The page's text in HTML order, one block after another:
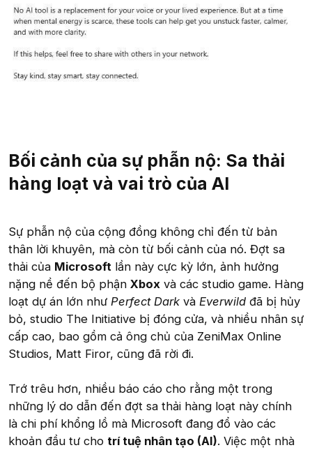
Bối cảnh của sự phẫn nộ: Sa thải
hàng loạt và vai trò của AI
Sự phẫn nộ của cộng đồng không chỉ đến từ bản
thân lời khuyên, mà còn từ bối cảnh của nó. Đợt sa
thải của Microsoft lần này cực kỳ lớn, ảnh hưởng
nặng nề đến bộ phận Xbox và các studio game. Hàng
loạt dự án lớn như Perfect Dark và Everwild đã bị hủy
bỏ, studio The Initiative bị đóng cửa, và nhiều nhân sự
cấp cao, bao gồm cả ông chủ của ZeniMax Online
Studios, Matt Firor, cũng đã rời đi.
Trớ trêu hơn, nhiều báo cáo cho rằng một trong
những lý do dẫn đến đợt sa thải hàng loạt này chính
là chi phí khổng lồ mà Microsoft đang đổ vào các
khoản đầu tư cho trí tuệ nhân tạo (AI). Việc một nhà